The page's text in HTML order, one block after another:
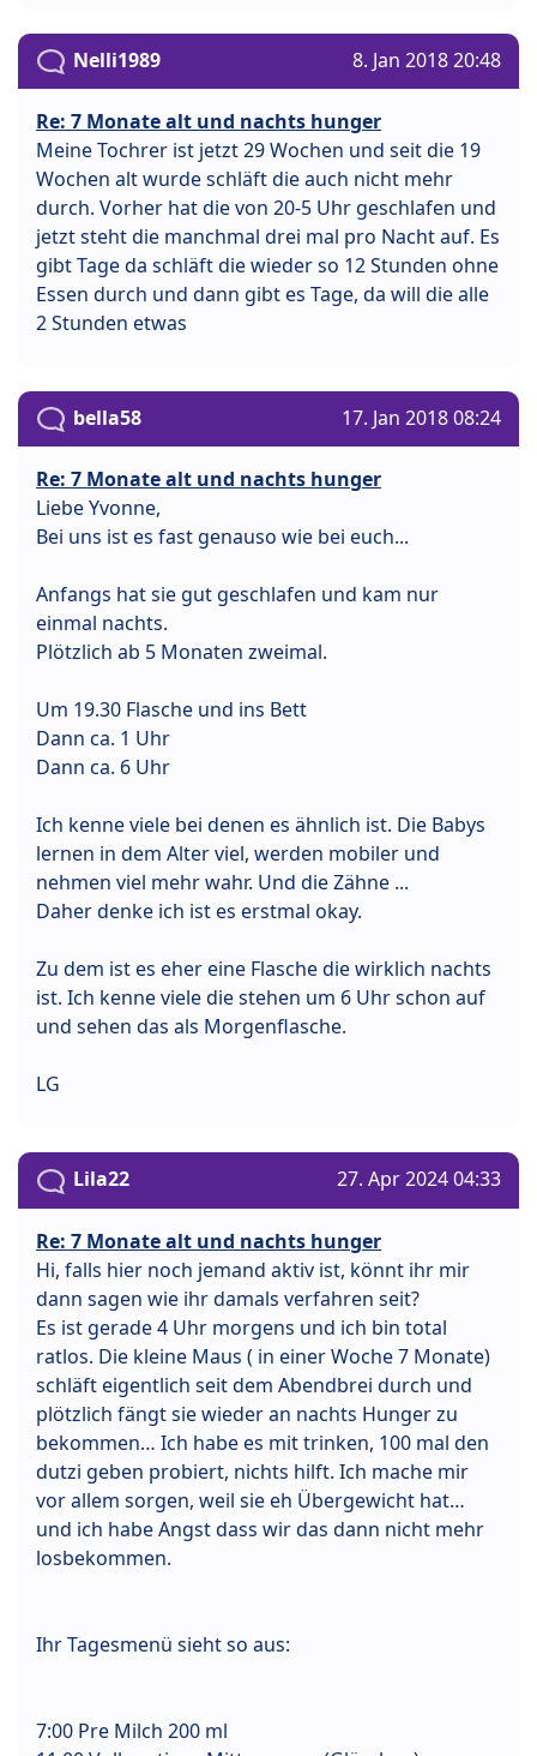
Nelli1989 8. Jan 2018 20:48
Re: 7 Monate alt und nachts hunger
Meine Tochrer ist jetzt 29 Wochen und seit die 19
Wochen alt wurde schläft die auch nicht mehr
durch. Vorher hat die von 20-5 Uhr geschlafen und
jetzt steht die manchmal drei mal pro Nacht auf. Es
gibt Tage da schläft die wieder so 12 Stunden ohne
Essen durch und dann gibt es Tage, da will die alle
2 Stunden etwas
bella58 17. Jan 2018 08:24
Re: 7 Monate alt und nachts hunger
Liebe Yvonne,
Bei uns ist es fast genauso wie bei euch...
Anfangs hat sie gut geschlafen und kam nur
einmal nachts.
Plötzlich ab 5 Monaten zweimal.
Um 19.30 Flasche und ins Bett
Dann ca. 1 Uhr
Dann ca. 6 Uhr
Ich kenne viele bei denen es ähnlich ist. Die Babys
lernen in dem Alter viel, werden mobiler und
nehmen viel mehr wahr. Und die Zähne ...
Daher denke ich ist es erstmal okay.
Zu dem ist es eher eine Flasche die wirklich nachts
ist. Ich kenne viele die stehen um 6 Uhr schon auf
und sehen das als Morgenflasche.
LG
Lila22 27. Apr 2024 04:33
Re: 7 Monate alt und nachts hunger
Hi, falls hier noch jemand aktiv ist, könnt ihr mir
dann sagen wie ihr damals verfahren seit?
Es ist gerade 4 Uhr morgens und ich bin total
ratlos. Die kleine Maus ( in einer Woche 7 Monate)
schläft eigentlich seit dem Abendbrei durch und
plötzlich fängt sie wieder an nachts Hunger zu
bekommen… Ich habe es mit trinken, 100 mal den
dutzi geben probiert, nichts hilft. Ich mache mir
vor allem sorgen, weil sie eh Übergewicht hat…
und ich habe Angst dass wir das dann nicht mehr
losbekommen.
Ihr Tagesmenü sieht so aus:
7:00 Pre Milch 200 ml